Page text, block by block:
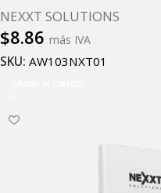
NEXXT SOLUTIONS
$8.86 más IVA
SKU: AW103NXT01